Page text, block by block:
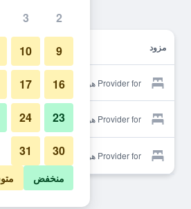
مزود
Provider for هوتل كوينز ديزي
Provider for هوتل كوينز ديزي
Provider for هوتل كوينز ديزي
2
3
9
10
16
17
23
24
30
31
منخفض